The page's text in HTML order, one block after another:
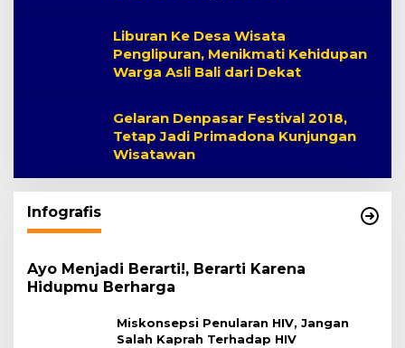
Liburan Ke Desa Wisata
Penglipuran, Menikmati Kehidupan
Warga Asli Bali dari Dekat
Gelaran Denpasar Festival 2018,
Tetap Jadi Primadona Kunjungan
Wisatawan
Infografis
Ayo Menjadi Berarti!, Berarti Karena
Hidupmu Berharga
Miskonsepsi Penularan HIV, Jangan
Salah Kaprah Terhadap HIV